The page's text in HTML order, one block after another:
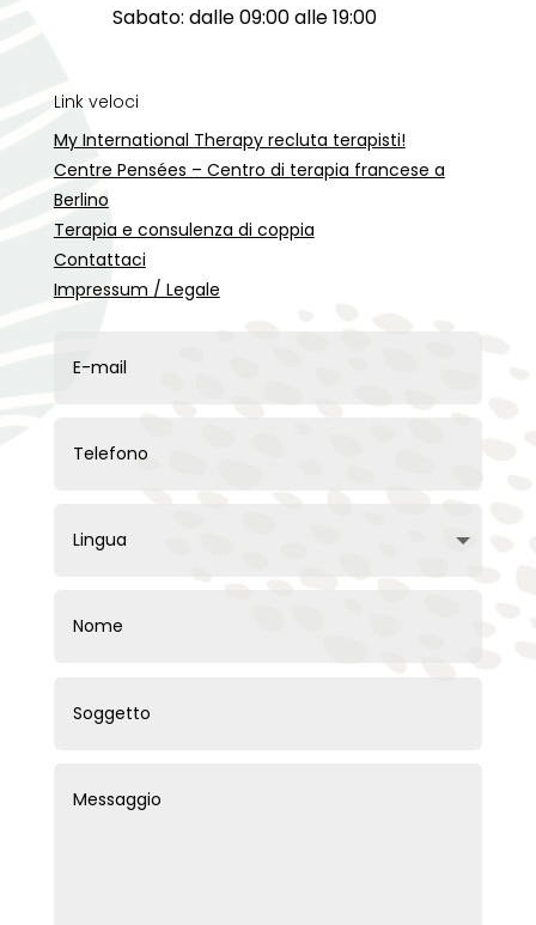
Sabato: dalle 09:00 alle 19:00
Link veloci
My International Therapy recluta terapisti!
Centre Pensées – Centro di terapia francese a
Berlino
Terapia e consulenza di coppia
Contattaci
Impressum / Legale